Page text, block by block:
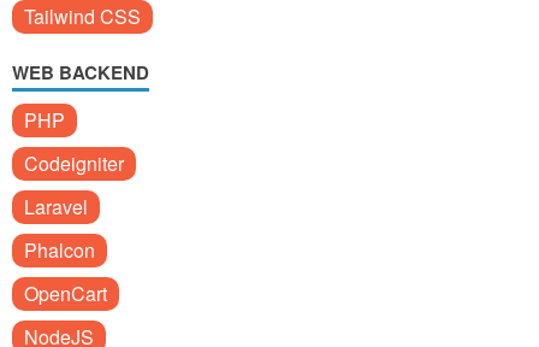
Tailwind CSS
WEB BACKEND
PHP
Codeigniter
Laravel
Phalcon
OpenCart
NodeJS